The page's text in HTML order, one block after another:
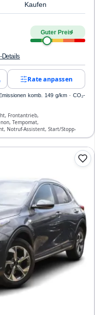
Kaufen
Guter Preis4
Details
Rate anpassen
komb. 149 g/km · CO₂-
Frontantrieb,
Tempomat,
Notruf-Assistent, Start/Stopp-
Erkennung, ESP, ABS,